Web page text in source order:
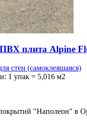
ПВХ плита Alpine
стен (самоклеящаяся)
1 упак = 5,016 м2
"Наполеон" в